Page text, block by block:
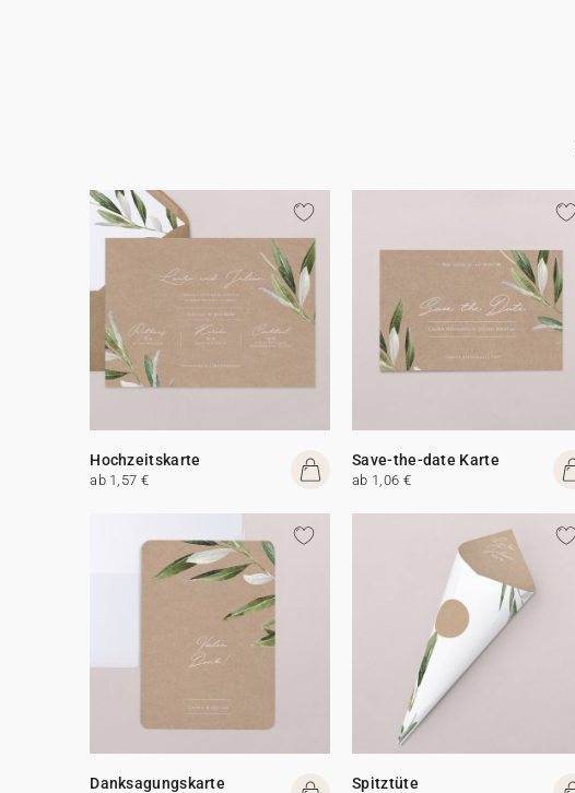
Hochzeitskarte
ab 1,57 €
Save-the-date Karte
ab 1,06 €
Danksagungskarte Spitztüte